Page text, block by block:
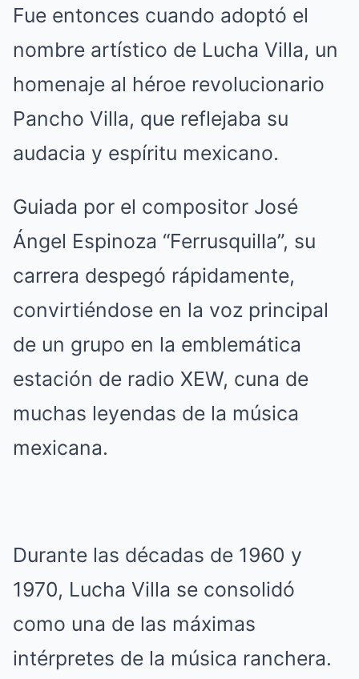
Fue entonces cuando adoptó el
nombre artístico de Lucha Villa, un
homenaje al héroe revolucionario
Pancho Villa, que reflejaba su
audacia y espíritu mexicano.
Guiada por el compositor José
Ángel Espinoza “Ferrusquilla”, su
carrera despegó rápidamente,
convirtiéndose en la voz principal
de un grupo en la emblemática
estación de radio XEW, cuna de
muchas leyendas de la música
mexicana.
Durante las décadas de 1960 y
1970, Lucha Villa se consolidó
como una de las máximas
intérpretes de la música ranchera.